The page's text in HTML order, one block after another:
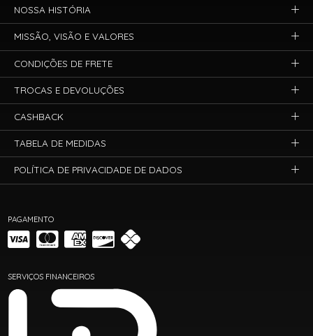
PAGAMENTO
SERVIÇOS FINANCEIROS
NOSSA HISTÓRIA
MISSÃO, VISÃO E VALORES
CONDIÇÕES DE FRETE
TROCAS E DEVOLUÇÕES
CASHBACK
TABELA DE MEDIDAS
POLÍTICA DE PRIVACIDADE DE DADOS